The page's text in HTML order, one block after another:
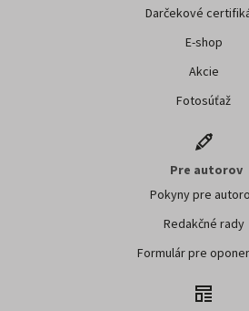
Darčekové
E-shop
Akcie
Fotosúťaž
Pre autorov
Pokyny pre
Redakčné rady
Formulár pre